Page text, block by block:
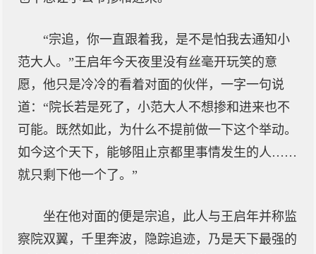
“宗追，你一直跟着我，是不是怕我去通知小
范大人。”王启年今天夜里没有丝毫开玩笑的意
愿，他只是冷冷的看着对面的伙伴，一字一句说
道：“院长若是死了，小范大人不想掺和进来也不
可能。既然如此，为什么不提前做一下这个举动。
如今这个天下，能够阻止京都里事情发生的人……
就只剩下他一个了。”
坐在他对面的便是宗追，此人与王启年并称监
察院双翼，千里奔波，隐踪追迹，乃是天下最强的